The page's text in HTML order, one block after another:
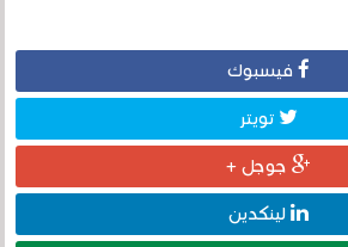
فيسبوك
تويتر
جوجل +
لينكدين